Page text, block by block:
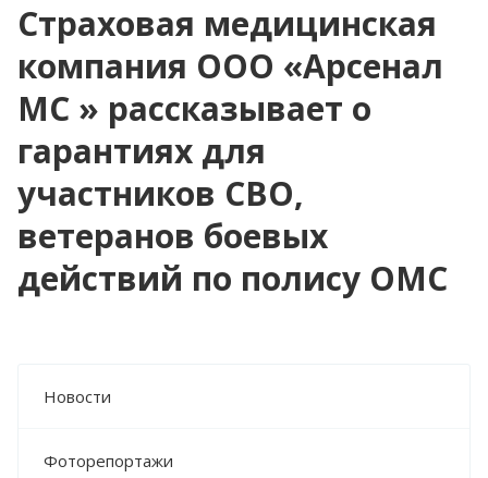
Страховая медицинская
компания ООО «Арсенал
МС » рассказывает о
гарантиях для
участников СВО,
ветеранов боевых
действий по полису ОМС
Новости
Фоторепортажи